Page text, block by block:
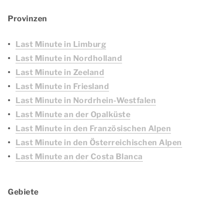
Provinzen
Last Minute in Limburg
Last Minute in Nordholland
Last Minute in Zeeland
Last Minute in Friesland
Last Minute in Nordrhein-Westfalen
Last Minute an der Opalküste
Last Minute in den Französischen Alpen
Last Minute in den Österreichischen Alpen
Last Minute an der Costa Blanca
Gebiete